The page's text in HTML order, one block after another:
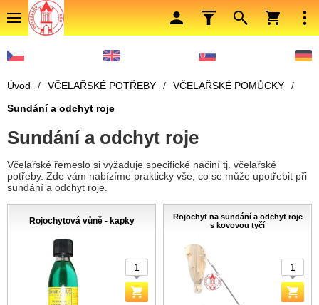
Úvod / VČELAŘSKÉ POTŘEBY / VČELAŘSKÉ POMŮCKY
/
Sundání a odchyt roje
Sundání a odchyt roje
Včelařské řemeslo si vyžaduje specifické náčiní tj. včelařské
potřeby. Zde vám nabízíme prakticky vše, co se může upotřebit při
sundání a odchyt roje.
Rojochytová vůně - kapky
Rojochyt na sundání a odchyt roje
s kovovou tyčí